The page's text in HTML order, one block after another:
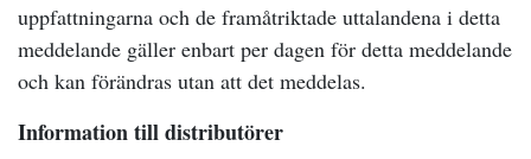
uppfattningarna och de framåtriktade uttalandena i detta
meddelande gäller enbart per dagen för detta meddelande
och kan förändras utan att det meddelas.
Information till distributörer